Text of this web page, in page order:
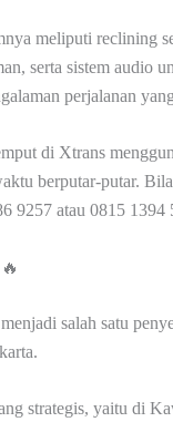
meliputi reclining
serta sistem audio
perjalanan
di Xtrans
berputar-putar.
9257 atau 0815 1394
salah satu
strategis, yaitu di